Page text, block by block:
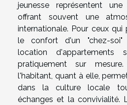
jeunesse représentent
offrant souvent une
internationale. Pour ceux
le confort d'un "chez-
location d'appartements
pratiquement sur
l'habitant, quant à elle,
dans la culture locale
échanges et la convivialité.